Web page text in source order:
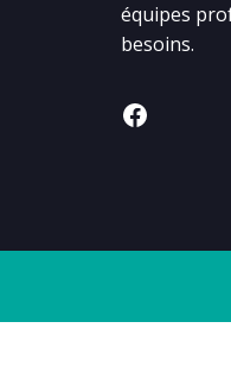
équipes
besoins.